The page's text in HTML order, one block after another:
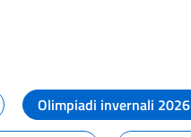
Olimpiadi invernali 2026